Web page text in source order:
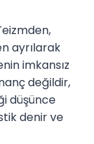
ayrılarak
imkansız
değildir,
düşünce
denir ve